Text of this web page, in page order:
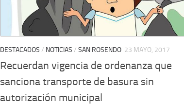
DESTACADOS / NOTICIAS / SAN ROSENDO 23 MAYO, 2017
Recuerdan vigencia de ordenanza que
sanciona transporte de basura sin
autorización municipal